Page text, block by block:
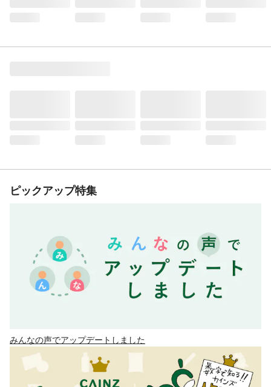
ピックアップ特集
みんなの声でアップデートしました